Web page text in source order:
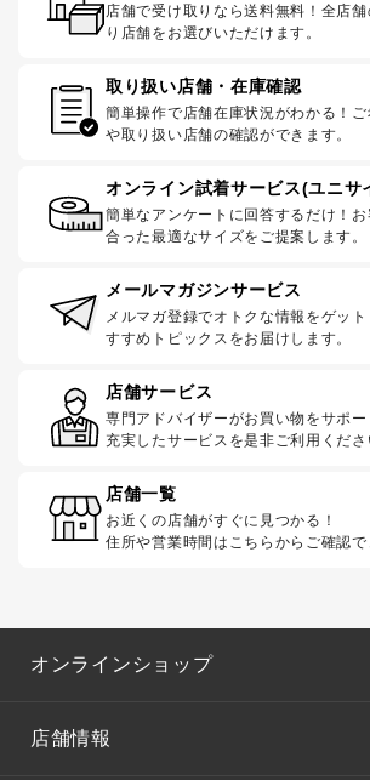
店舗で受け取りなら送料無料！全店
り店舗をお選びいただけます。
取り扱い店舗・在庫確認
簡単操作で店舗在庫状況がわかる！
や取り扱い店舗の確認ができます。
オンライン試着サービス(ユニサ
簡単なアンケートに回答するだけ！
合った最適なサイズをご提案します。
メールマガジンサービス
メルマガ登録でオトクな情報をゲッ
すすめトピックスをお届けします。
店舗サービス
専門アドバイザーがお買い物をサポー
充実したサービスを是非ご利用くださ
店舗一覧
お近くの店舗がすぐに見つかる！
住所や営業時間はこちらからご確認で
オンラインショップ
店舗情報